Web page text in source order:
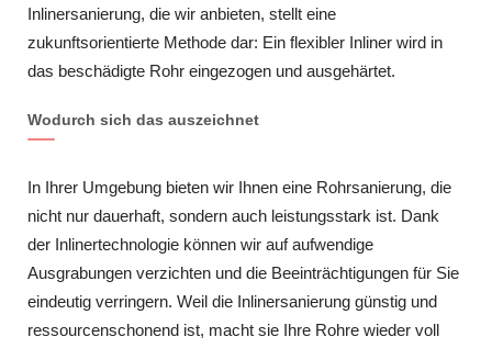
Inlinersanierung, die wir anbieten, stellt eine
zukunftsorientierte Methode dar: Ein flexibler Inliner wird in
das beschädigte Rohr eingezogen und ausgehärtet.
Wodurch sich das auszeichnet
In Ihrer Umgebung bieten wir Ihnen eine Rohrsanierung, die
nicht nur dauerhaft, sondern auch leistungsstark ist. Dank
der Inlinertechnologie können wir auf aufwendige
Ausgrabungen verzichten und die Beeinträchtigungen für Sie
eindeutig verringern. Weil die Inlinersanierung günstig und
ressourcenschonend ist, macht sie Ihre Rohre wieder voll